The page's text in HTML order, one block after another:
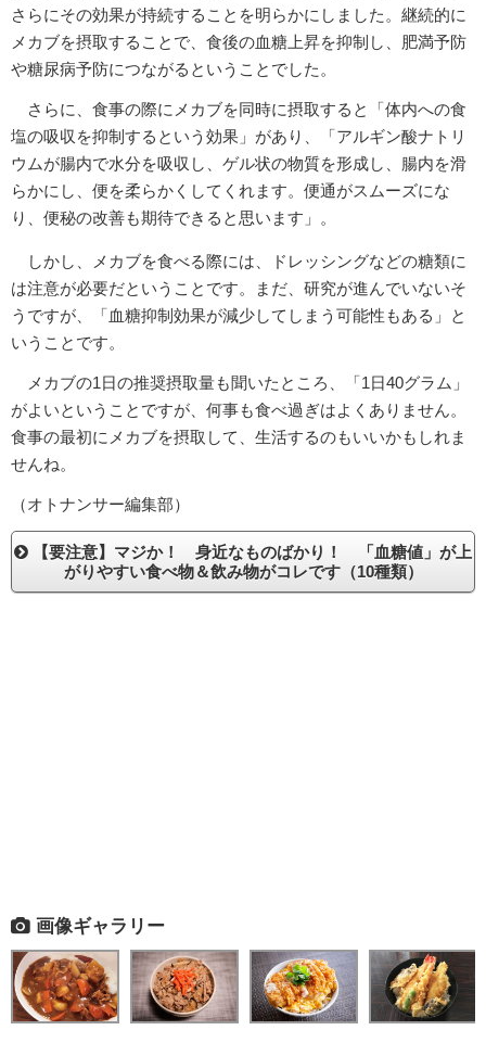
さらにその効果が持続することを明らかにしました。継続的に
メカブを摂取することで、食後の血糖上昇を抑制し、肥満予防
や糖尿病予防につながるということでした。
さらに、食事の際にメカブを同時に摂取すると「体内への食
塩の吸収を抑制するという効果」があり、「アルギン酸ナトリ
ウムが腸内で水分を吸収し、ゲル状の物質を形成し、腸内を滑
らかにし、便を柔らかくしてくれます。便通がスムーズにな
り、便秘の改善も期待できると思います」。
しかし、メカブを食べる際には、ドレッシングなどの糖類に
は注意が必要だということです。まだ、研究が進んでいないそ
うですが、「血糖抑制効果が減少してしまう可能性もある」と
いうことです。
メカブの1日の推奨摂取量も聞いたところ、「1日40グラム」
がよいということですが、何事も食べ過ぎはよくありません。
食事の最初にメカブを摂取して、生活するのもいいかもしれま
せんね。
（オトナンサー編集部）
【要注意】マジか！ 身近なものばかり！ 「血糖値」が上
がりやすい食べ物＆飲み物がコレです（10種類）
画像ギャラリー